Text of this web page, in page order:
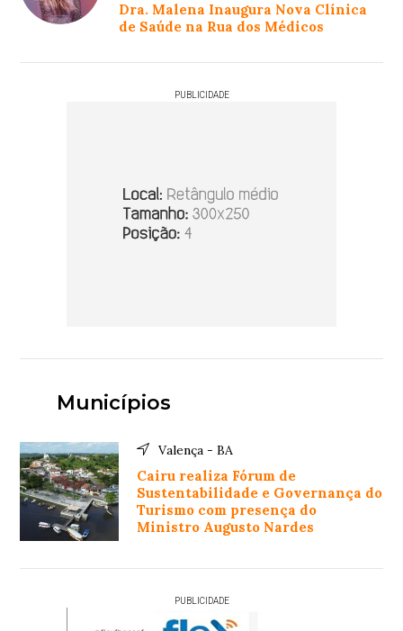
Dra. Malena Inaugura Nova Clínica
de Saúde na Rua dos Médicos
PUBLICIDADE
Municípios
Valença - BA
Cairu realiza Fórum de
Sustentabilidade e Governança do
Turismo com presença do
Ministro Augusto Nardes
PUBLICIDADE